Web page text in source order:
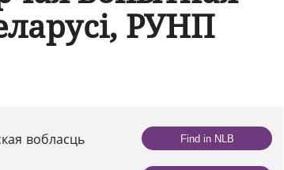
РУНП
вобласць Find in NLB